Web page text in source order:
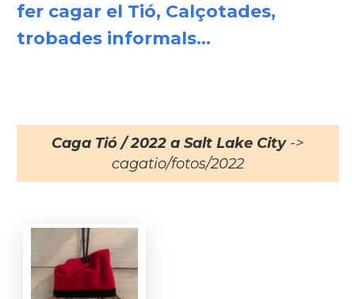
fer cagar el Tió, Calçotades,
trobades informals...
Caga Tió / 2022 a Salt Lake City->
cagatio/fotos/2022